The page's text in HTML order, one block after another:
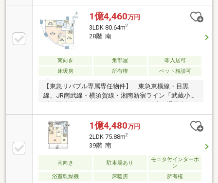
分譲、(株)竹中工務店設計・施工・WIC、SIC等、随所
に収納を確保・3室がバルコニーに面する設計・ペッ
ト飼育可能(細則有)▼設備・食洗機、浄水器、ディス
ポーザー・浴室乾燥機付1418サイズの浴室・24時間ゴ
ミ出し可能な各階ゴミステーション※専有面積にトラ
ンクルーム面積1.20平米を含む(使用料無償)■ ご希望の
住まい探しをお手伝いします ━━━━━・・・物件の
詳細・ご相談はお気軽にお問い合わせください。
1億4,460万円
3LDK 80.64m2
28階 南
南向き 角部屋
即入居可
床暖房
所有権 ペット相談可
【東急リバブル専属専任物件】 東急東横線・目黒
線、JR南武線・横須賀線・湘南新宿ライン「武蔵小
好・天井高は2 550mmを確保・LDにはTES温水式床暖
房が設置・食洗機付き・ディスポーザー設置・約1.3畳
のWIC、約1.1畳のSIC、約0.8畳の納戸を確保・1620サ
イズの浴室・免震構造・2018年10月築・各階に24時間
ゴミ出し可能なゴミ置場・ペット飼育可（飼育細則
有）・24時間有人管理、コンシェルジュサービス有イ
ンターネット接続料：946円 コミュニティ形成費：
500円住戸数:613戸
1億4,480万円
2LDK 75.88m2
39階 南
南向き 駐車場あり
モニタ付インターホ
ン
浴室乾燥機
床暖房 所有権